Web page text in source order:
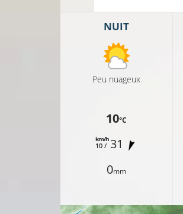
NUIT
Peu nuageux
10°C
10 /
km/h 31
0mm